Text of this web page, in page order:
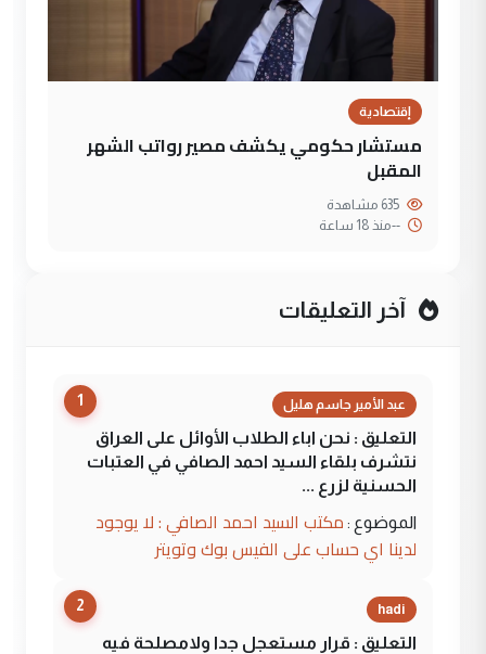
إقتصادية
مستشار حكومي يكشف مصير رواتب الشهر
المقبل
--منذ 18 ساعة
آخر التعليقات
1 عبد الأمير جاسم هليل
التعليق : نحن اباء الطلاب الأوائل على العراق
نتشرف بلقاء السيد احمد الصافي في العتبات
الحسنية لزرع ...
الموضوع : مكتب السيد احمد الصافي : لا يوجود
لدينا اي حساب على الفيس بوك وتويتر
2 hadi
التعليق : قرار مستعجل جدا ولامصلحة فيه